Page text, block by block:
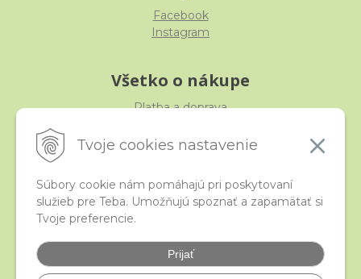
Tvoje cookies nastavenie
Súbory cookie nám pomáhajú pri poskytovaní
služieb pre Teba. Umožňujú spoznať a zapamätať si
Tvoje preferencie.
Prijať
Facebook
Instagram
Všetko o nákupe
Platba a doprava
Obchodné podmienky
iStraka
Veľkoobchod
Najčastejšie otázky